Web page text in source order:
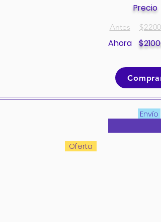
Precio
Antes $
Ahora $
Comprar
Envío
Oferta